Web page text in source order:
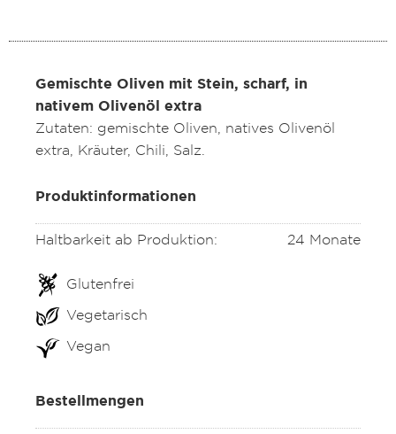
Gemischte Oliven mit Stein, scharf, in
nativem Olivenöl extra
Zutaten: gemischte Oliven, natives Olivenöl
extra, Kräuter, Chili, Salz.
Produktinformationen
Haltbarkeit ab Produktion: 24 Monate
Glutenfrei
Vegetarisch
Vegan
Bestellmengen